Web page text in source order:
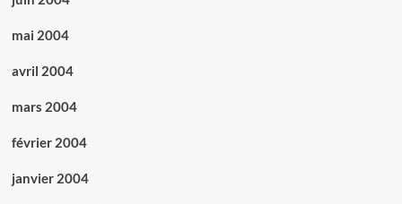
mai 2004
avril 2004
mars 2004
février 2004
janvier 2004